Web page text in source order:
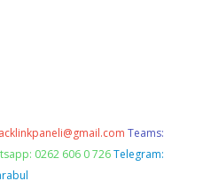
Teams:
0262 606 0 726 Telegram: